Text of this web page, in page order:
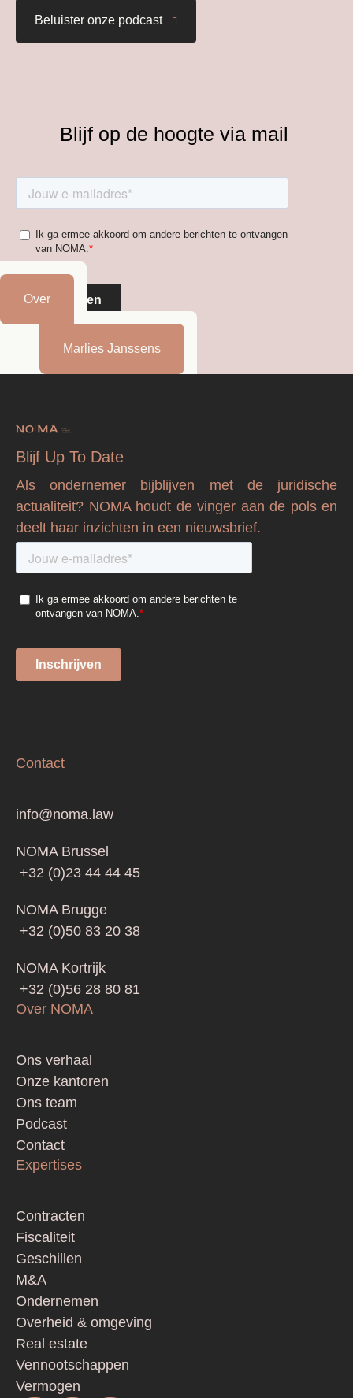
Over
Marlies Janssens
Beluister onze podcast
Blijf op de hoogte via mail
Blijf Up To Date
Als ondernemer bijblijven met de juridische
actualiteit? NOMA houdt de vinger aan de pols en
deelt haar inzichten in een nieuwsbrief.
Contact
info@noma.law
NOMA Brussel
+32 (0)23 44 44 45
NOMA Brugge
+32 (0)50 83 20 38
NOMA Kortrijk
+32 (0)56 28 80 81
Over NOMA
Footer
Ons verhaal
Onze kantoren
Ons team
Podcast
Contact
Expertises
Contracten
Fiscaliteit
Geschillen
M&A
Ondernemen
Overheid & omgeving
Real estate
Vennootschappen
Vermogen